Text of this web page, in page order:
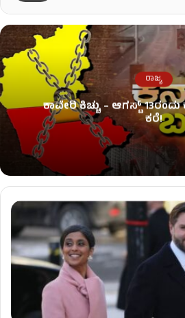
ರಾಜ್ಯ
ಕಾವೇರಿ ಕಿಚ್ಚು – ಆಗಸ್ಟ್​
ಕರೆ!